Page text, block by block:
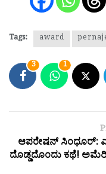
Tags: award
3 1
ಆಪರೇಷನ್ ಸಿಂಧೂರ್:
ದೊಡ್ಡದೊಂದು ಕಥೆ!